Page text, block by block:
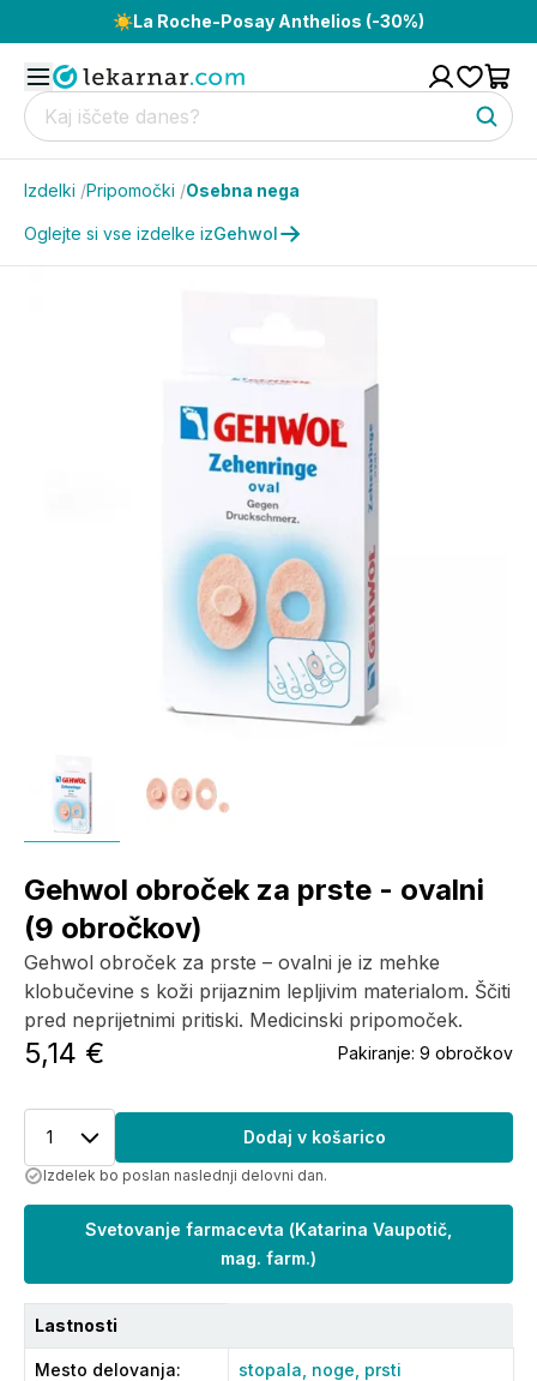
☀️La Roche-Posay Anthelios (-30%)
Izdelki /Pripomočki /Osebna nega
Oglejte si vse izdelke izGehwol
Gehwol obroček za prste - ovalni
(9 obročkov)
Gehwol obroček za prste – ovalni je iz mehke
klobučevine s koži prijaznim lepljivim materialom. Ščiti
pred neprijetnimi pritiski. Medicinski pripomoček.
5,14 € Pakiranje: 9 obročkov
1 Dodaj v košarico
Izdelek bo poslan naslednji delovni dan.
Svetovanje farmacevta (Katarina Vaupotič,
mag. farm.)
Lastnosti
Mesto delovanja: stopala, noge, prsti